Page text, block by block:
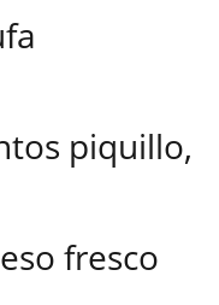
piquillo,
fresco